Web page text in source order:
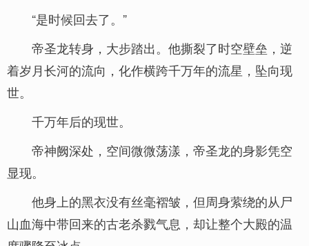
“是时候回去了。”
帝圣龙转身，大步踏出。他撕裂了时空壁垒，逆
着岁月长河的流向，化作横跨千万年的流星，坠向现
世。
千万年后的现世。
帝神阙深处，空间微微荡漾，帝圣龙的身影凭空
显现。
他身上的黑衣没有丝毫褶皱，但周身萦绕的从尸
山血海中带回来的古老杀戮气息，却让整个大殿的温